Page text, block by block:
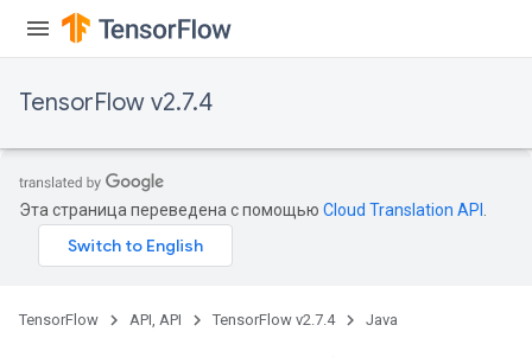
TensorFlow v2.7.4
Эта страница переведена с помощью Cloud Translation API
TensorFlow API, API TensorFlow v2.7.4 Java